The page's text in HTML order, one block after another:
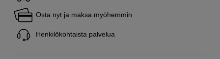
Osta nyt ja maksa myöhemmin
Henkilökohtaista palvelua